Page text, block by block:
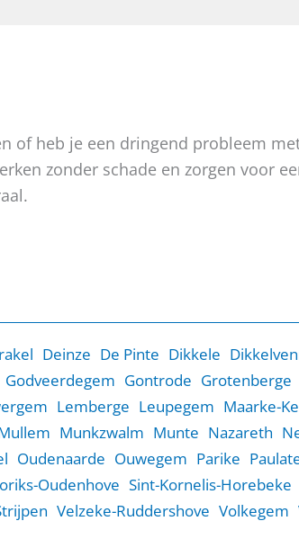
of heb je een dringend probleem
zonder schade en zorgen voor
Deinze De Pinte Dikkele
Godveerdegem Gontrode Grotenberge
Lemberge Leupegem Maarke-
Munkzwalm Munte Nazareth
Oudenaarde Ouwegem Parike
Oudenhove Sint-Kornelis-Horebeke
Velzeke-Ruddershove Volkegem